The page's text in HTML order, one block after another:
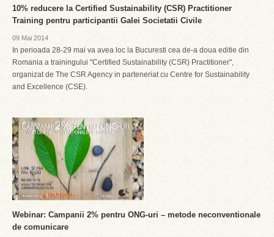
10% reducere la Certified Sustainability (CSR) Practitioner
Training pentru participantii Galei Societatii Civile
09 Mai 2014
In perioada 28-29 mai va avea loc la Bucuresti cea de-a doua editie din
Romania a trainingului "Certified Sustainability (CSR) Practitioner",
organizat de The CSR Agency in parteneriat cu Centre for Sustainability
and Excellence (CSE).
Webinar: Campanii 2% pentru ONG-uri – metode neconventionale
de comunicare